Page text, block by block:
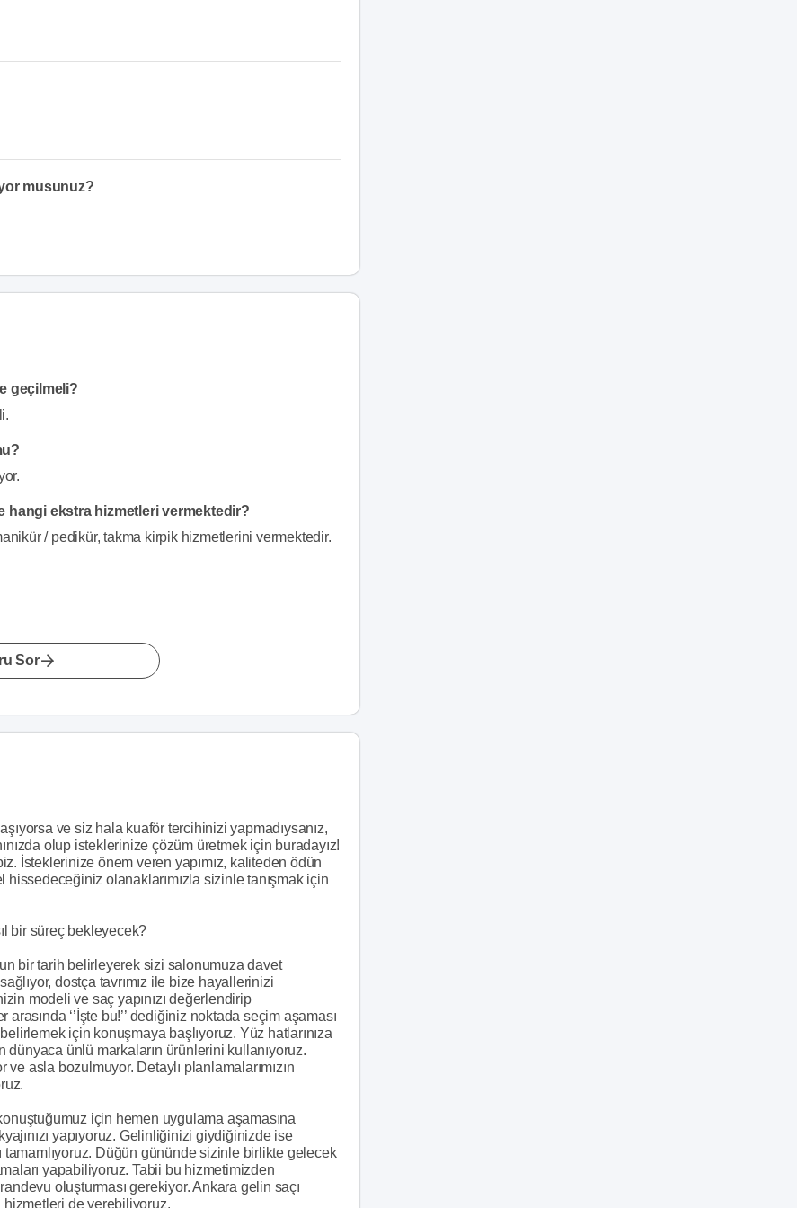
musunuz?
geçilmeli?
hangi ekstra hizmetleri vermektedir?
/ pedikür, takma kirpik hizmetlerini vermektedir.
Sor
ve siz hala kuaför tercihinizi yapmadıysanız,
olup isteklerinize çözüm üretmek için buradayız!
İsteklerinize önem veren yapımız, kaliteden ödün
hissedeceğiniz olanaklarımızla sizinle tanışmak için
bir süreç bekleyecek?
bir tarih belirleyerek sizi salonumuza davet
dostça tavrımız ile bize hayallerinizi
modeli ve saç yapınızı değerlendirip
‘’İşte bu!’’ dediğiniz noktada seçim aşaması
için konuşmaya başlıyoruz. Yüz hatlarınıza
ünlü markaların ürünlerini kullanıyoruz.
asla bozulmuyor. Detaylı planlamalarımızın
için hemen uygulama aşamasına
yapıyoruz. Gelinliğinizi giydiğinizde ise
tamamlıyoruz. Düğün gününde sizinle birlikte gelecek
yapabiliyoruz. Tabii bu hizmetimizden
oluşturması gerekiyor. Ankara gelin saçı
hizmetleri de verebiliyoruz.